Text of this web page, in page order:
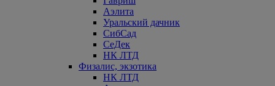
Аэлита
Уральский дачник
СибСад
СеДек
НК ЛТД
Физалис, экзотика
НК ЛТД